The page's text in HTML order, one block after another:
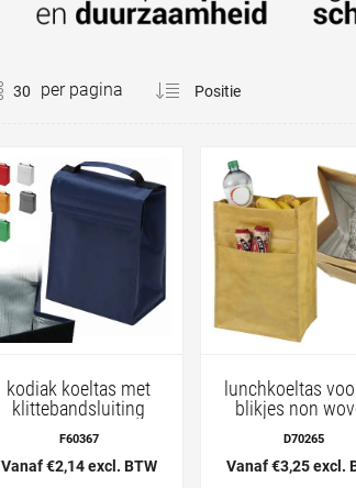
per pagina
kodiak koeltas met
klittebandsluiting
F60367
Vanaf €2,14 excl. BTW
lunchkoeltas
blikjes non
D70265
Vanaf €3,25 excl.